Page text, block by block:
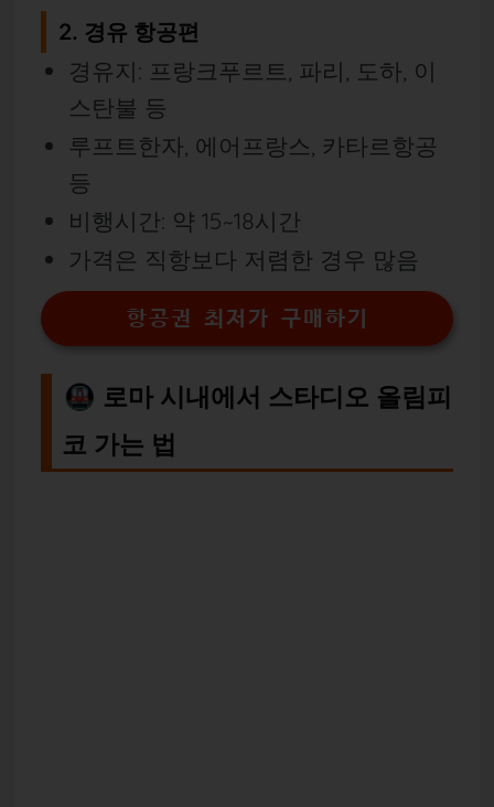
2. 경유 항공편
경유지: 프랑크푸르트, 파리, 도하, 이
스탄불 등
루프트한자, 에어프랑스, 카타르항공
등
비행시간: 약 15~18시간
가격은 직항보다 저렴한 경우 많음
항공권 최저가 구매하기
🚇 로마 시내에서 스타디오 올림피
코 가는 법